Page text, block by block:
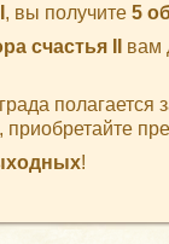
, вы получите 5
счастья II вам
полагается
!